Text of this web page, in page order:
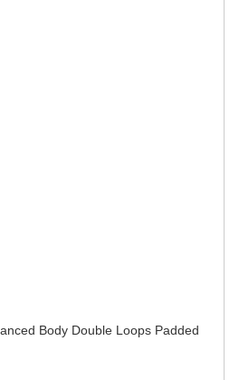
Body Double Loops Padded